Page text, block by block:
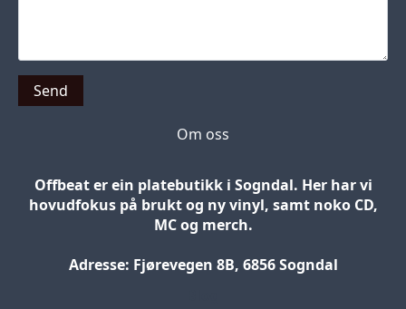
Send
Om oss
Offbeat er ein platebutikk i Sogndal. Her har vi
hovudfokus på brukt og ny vinyl, samt noko CD,
MC og merch.
Adresse: Fjørevegen 8B, 6856 Sogndal